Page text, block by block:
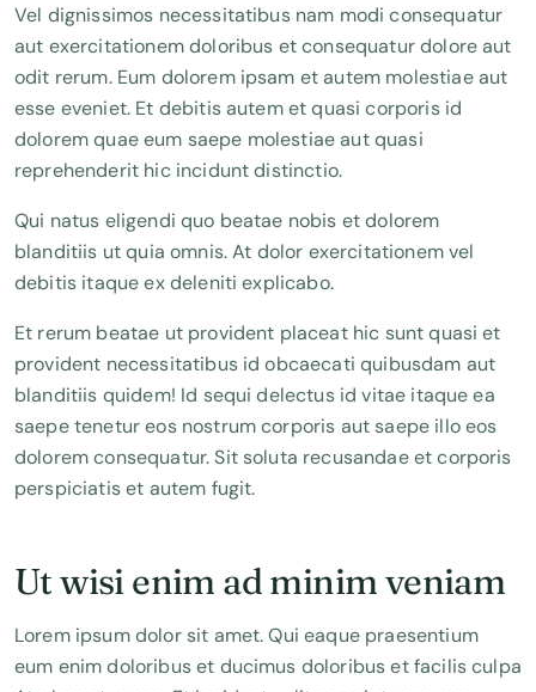
Vel dignissimos necessitatibus nam modi consequatur
aut exercitationem doloribus et consequatur dolore aut
odit rerum. Eum dolorem ipsam et autem molestiae aut
esse eveniet. Et debitis autem et quasi corporis id
dolorem quae eum saepe molestiae aut quasi
reprehenderit hic incidunt distinctio.
Qui natus eligendi quo beatae nobis et dolorem
blanditiis ut quia omnis. At dolor exercitationem vel
debitis itaque ex deleniti explicabo.
Et rerum beatae ut provident placeat hic sunt quasi et
provident necessitatibus id obcaecati quibusdam aut
blanditiis quidem! Id sequi delectus id vitae itaque ea
saepe tenetur eos nostrum corporis aut saepe illo eos
dolorem consequatur. Sit soluta recusandae et corporis
perspiciatis et autem fugit.
Ut wisi enim ad minim veniam
Lorem ipsum dolor sit amet. Qui eaque praesentium
eum enim doloribus et ducimus doloribus et facilis culpa